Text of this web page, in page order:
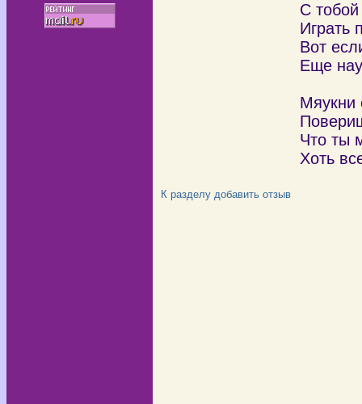
С
Играть
Вот
Еще
Мяукни
Что ты
Хоть
К разделу добавить отзыв